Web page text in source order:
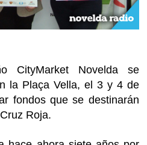
CityMarket Novelda se
la Plaça Vella, el 3 y 4 de
fondos que se destinarán
Roja.